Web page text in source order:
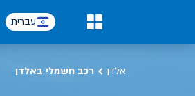
עברית
אלדן רכב חשמלי באלדן